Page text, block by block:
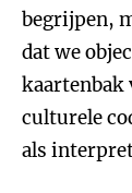
begrijpen,
dat we
kaartenbak
culturele
als